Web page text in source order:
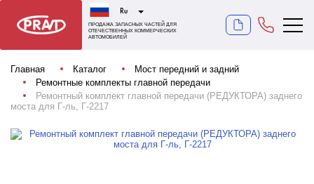
Ru
ПРОДАЖА ЗАПАСНЫХ ЧАСТЕЙ ДЛЯ
ОТЕЧЕСТВЕННЫХ КОММЕРЧЕСКИХ
АВТОМОБИЛЕЙ
Главная Каталог
Мост передний и задний
Ремонтные комплекты главной передачи
Ремонтный комплект главной передачи (РЕДУКТОРА) заднего
моста для Г-ль, Г-2217